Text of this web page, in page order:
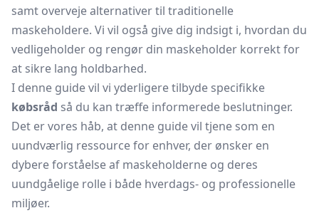
samt overveje alternativer til traditionelle
maskeholdere. Vi vil også give dig indsigt i, hvordan du
vedligeholder og rengør din maskeholder korrekt for
at sikre lang holdbarhed.
I denne guide vil vi yderligere tilbyde specifikke
købsråd så du kan træffe informerede beslutninger.
Det er vores håb, at denne guide vil tjene som en
uundværlig ressource for enhver, der ønsker en
dybere forståelse af maskeholderne og deres
uundgåelige rolle i både hverdags- og professionelle
miljøer.